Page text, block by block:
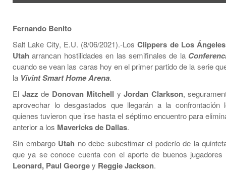
Fernando Benito
Salt Lake City, E.U. (8/06/2021).-LosClippers de Los Ángeles
Utaharrancan hostilidades en las semifinales de la
cuando se vean las caras hoy en el primer partido de la serie
la Vivint Smart Home Arena.
El Jazz de Donovan Mitchell y Jordan Clarkson,
aprovechar lo desgastados que llegarán a la
quienes tuvieron que irse hasta el séptimo encuentro para
anterior a los Mavericks de Dallas.
Sin embargoUtah no debe subestimar el poderío de la
que ya se conoce cuenta con el aporte de buenos
Leonard, Paul Georgey Reggie Jackson.